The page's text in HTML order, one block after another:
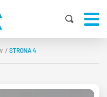
| STRONA 4